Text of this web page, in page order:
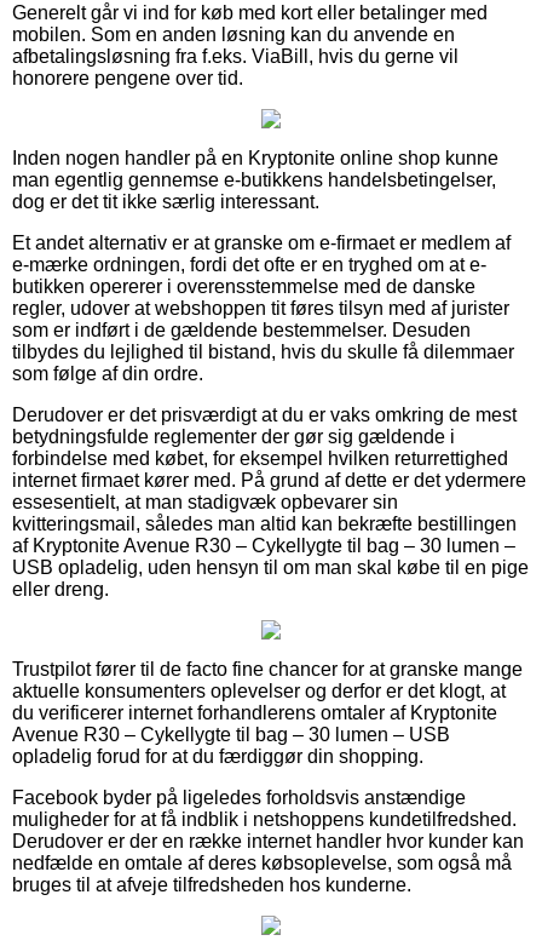
Generelt går vi ind for køb med kort eller betalinger med
mobilen. Som en anden løsning kan du anvende en
afbetalingsløsning fra f.eks. ViaBill, hvis du gerne vil
honorere pengene over tid.
Inden nogen handler på en Kryptonite online shop kunne
man egentlig gennemse e-butikkens handelsbetingelser,
dog er det tit ikke særlig interessant.
Et andet alternativ er at granske om e-firmaet er medlem af
e-mærke ordningen, fordi det ofte er en tryghed om at e-
butikken opererer i overensstemmelse med de danske
regler, udover at webshoppen tit føres tilsyn med af jurister
som er indført i de gældende bestemmelser. Desuden
tilbydes du lejlighed til bistand, hvis du skulle få dilemmaer
som følge af din ordre.
Derudover er det prisværdigt at du er vaks omkring de mest
betydningsfulde reglementer der gør sig gældende i
forbindelse med købet, for eksempel hvilken returrettighed
internet firmaet kører med. På grund af dette er det ydermere
essesentielt, at man stadigvæk opbevarer sin
kvitteringsmail, således man altid kan bekræfte bestillingen
af Kryptonite Avenue R30 – Cykellygte til bag – 30 lumen –
USB opladelig, uden hensyn til om man skal købe til en pige
eller dreng.
Trustpilot fører til de facto fine chancer for at granske mange
aktuelle konsumenters oplevelser og derfor er det klogt, at
du verificerer internet forhandlerens omtaler af Kryptonite
Avenue R30 – Cykellygte til bag – 30 lumen – USB
opladelig forud for at du færdiggør din shopping.
Facebook byder på ligeledes forholdsvis anstændige
muligheder for at få indblik i netshoppens kundetilfredshed.
Derudover er der en række internet handler hvor kunder kan
nedfælde en omtale af deres købsoplevelse, som også må
bruges til at afveje tilfredsheden hos kunderne.